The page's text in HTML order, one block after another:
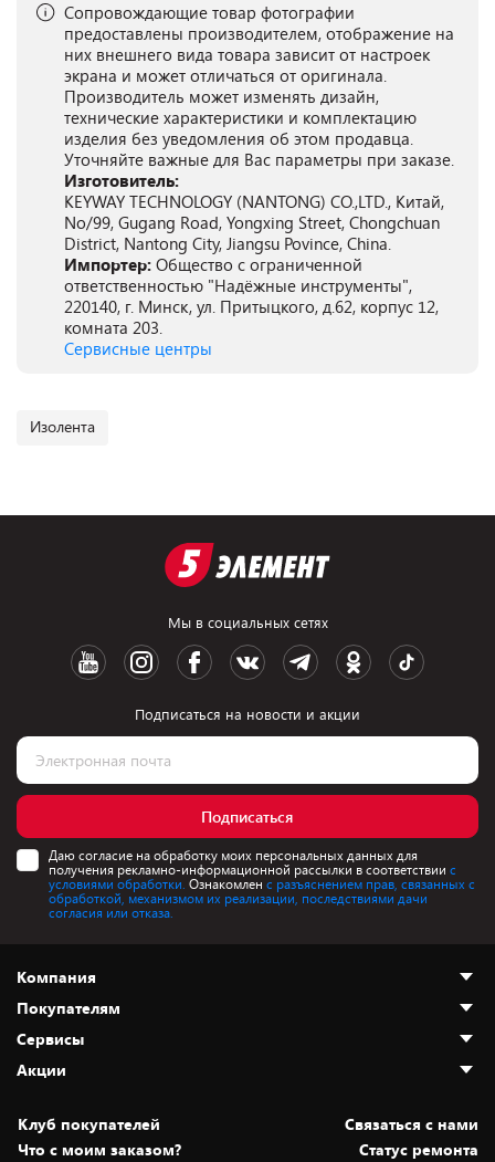
Сопровождающие товар фотографии
предоставлены производителем, отображение на
них внешнего вида товара зависит от настроек
экрана и может отличаться от оригинала.
Производитель может изменять дизайн,
технические характеристики и комплектацию
изделия без уведомления об этом продавца.
Уточняйте важные для Вас параметры при заказе.
Изготовитель:
KEYWAY TECHNOLOGY (NANTONG) CO.,LTD., Китай,
No/99, Gugang Road, Yongxing Street, Chongchuan
District, Nantong City, Jiangsu Povince, China.
Импортер: Общество с ограниченной
ответственностью "Надёжные инструменты",
220140, г. Минск, ул. Притыцкого, д.62, корпус 12,
комната 203.
Сервисные центры
Изолента
Мы в социальных сетях
Подписаться на новости и акции
Подписаться
Даю согласие на обработку моих персональных данных для
получения рекламно-информационной рассылки в соответствии с
условиями обработки. Ознакомлен с разъяснением прав, связанных с
обработкой, механизмом их реализации, последствиями дачи
согласия или отказа.
Компания
О нас
Адреса магазинов
Новости
Статьи и обзоры
Вакансии
Покупателям
Как сделать заказ
Оплата и доставка
Безналичный расчёт
Обмен и возврат товара
Сервисы
Установка техники
Для игровых консолей
Акции
Скидки и промокоды
Белорусские товары
Клуб покупателей
Cвязаться с нами
Что с моим заказом?
Статус ремонта